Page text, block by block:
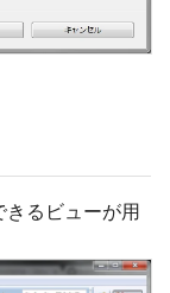
るビューが用